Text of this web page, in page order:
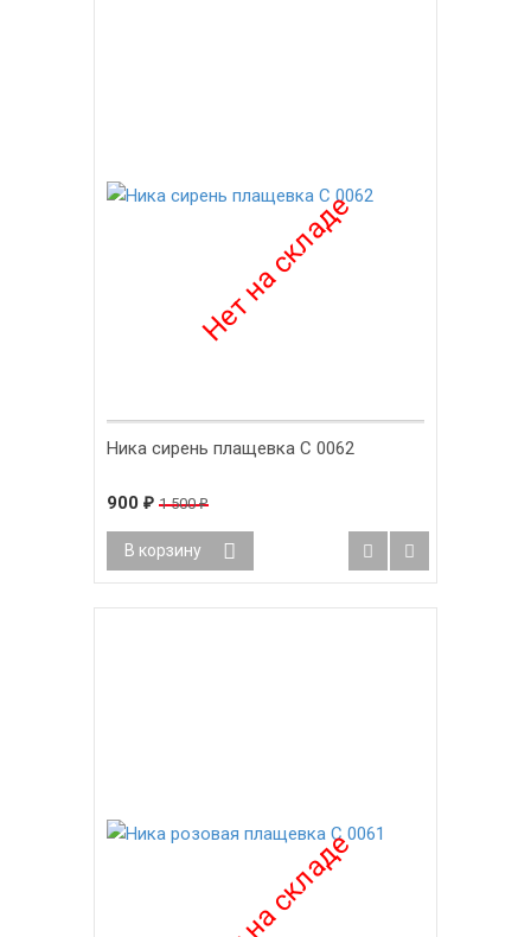
Ника сирень плащевка С 0062
900 ₽ 1 500₽
В корзину